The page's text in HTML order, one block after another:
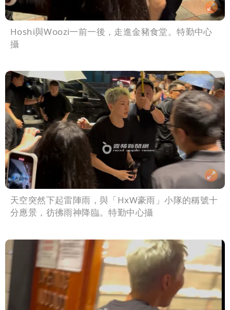
Hoshi與Woozi一前一後，走進金豬食堂。特勤中心
攝
天空突然下起雷陣雨，與「HxW豪雨」小隊的稱號十
分應景，彷彿雨神降臨。特勤中心攝